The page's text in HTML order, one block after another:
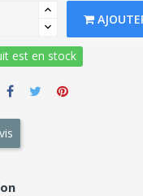
est en stock